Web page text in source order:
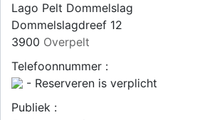
Lago Pelt Dommelslag
Dommelslagdreef 12
3900 Overpelt
Telefoonnummer :
- Reserveren is verplicht
Publiek :